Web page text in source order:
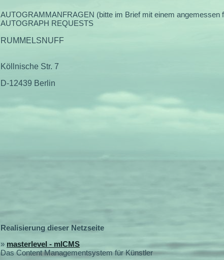
AUTOGRAMMANFRAGEN (bitte im Brief mit einem
AUTOGRAPH REQUESTS
RUMMELSNUFF
Köllnische Str. 7
D-12439 Berlin
Realisierung dieser Netzseite
» masterlevel - mlCMS
Das Content Managementsystem für Künstler